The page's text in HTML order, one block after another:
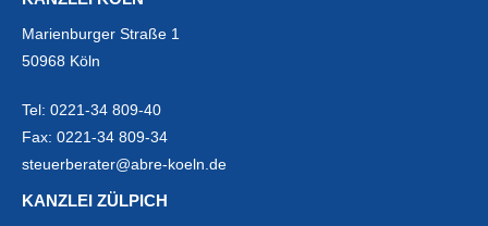
Marienburger Straße 1
50968 Köln
Tel: 0221-34 809-40
Fax: 0221-34 809-34
steuerberater@abre-koeln.de
KANZLEI ZÜLPICH